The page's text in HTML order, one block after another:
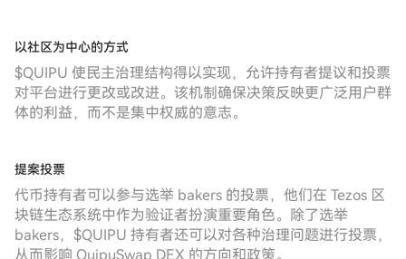
以社区为中心的方式
$QUIPU 使民主治理结构得以实现，允许持有者提议和投票
对平台进行更改或改进。该机制确保决策反映更广泛用户群
体的利益，而不是集中权威的意志。
提案投票
代币持有者可以参与选举 bakers 的投票，他们在 Tezos 区
块链生态系统中作为验证者扮演重要角色。除了选举
bakers，$QUIPU 持有者还可以对各种治理问题进行投票，
从而影响 QuipuSwap DEX 的方向和政策。